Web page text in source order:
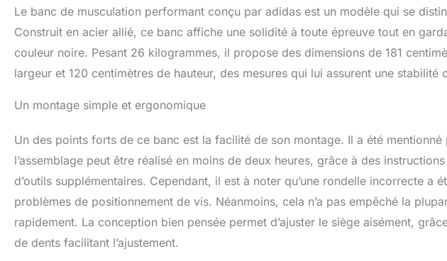
maximale de 215 kg qui vous permet
une progression cohérente.
Le banc de musculation performant conçu par adidas est un modèle qui se
Construit en acier allié, ce banc affiche une solidité à toute épreuve tout en
couleur noire. Pesant 26 kilogrammes, il propose des dimensions de 181
largeur et 120 centimètres de hauteur, des mesures qui lui assurent une stabilité
Un montage simple et ergonomique
Un des points forts de ce banc est la facilité de son montage. Il a été mentionné
l’assemblage peut être réalisé en moins de deux heures, grâce à des
d’outils supplémentaires. Cependant, il est à noter qu’une rondelle incorrecte a
problèmes de positionnement de vis. Néanmoins, cela n’a pas empêché la
rapidement. La conception bien pensée permet d’ajuster le siège aisément,
de dents facilitant l’ajustement.